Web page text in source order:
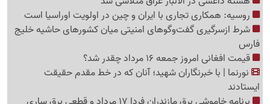
روسیه: همکاری تجاری با ایران و چین در اولویت اوراسیا است
شرط ازسرگیری گفت‌وگوهای امنیتی میان کشورهای حاشیه خلیج
فارس
قیمت افغانی امروز جمعه 16 مرداد چقدر شد؟
نورنما | با خبرنگاران شهید؛ آنان که در خط مقدم حقیقت
ایستادند